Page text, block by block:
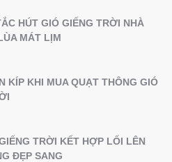
HÚT GIÓ GIẾNG TRỜI NHÀ
MÁT LỊM
KÍP KHI MUA QUẠT THÔNG GIÓ
TRỜI KẾT HỢP LỐI LÊN
ĐẸP SANG